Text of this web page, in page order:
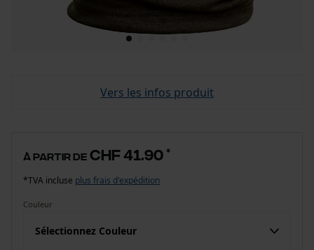
Vers les infos produit
à partir de CHF 41.90 *
*TVA incluse plus frais d'expédition
Couleur
Sélectionnez Couleur